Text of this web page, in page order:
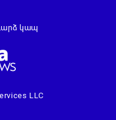
LLC
կապ